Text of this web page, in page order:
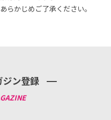
らかじめご了承ください。
ジン登録